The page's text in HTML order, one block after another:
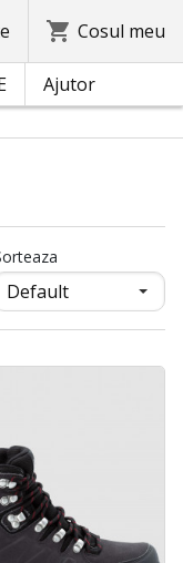
Cosul meu
Ajutor
страница